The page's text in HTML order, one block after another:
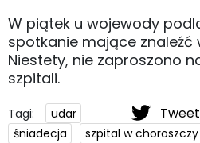
W piątek u wojewody
spotkanie mające znaleźć
Niestety, nie zaproszono
szpitali.
Tagi:
udar
śniadecja
szpital w choroszczy